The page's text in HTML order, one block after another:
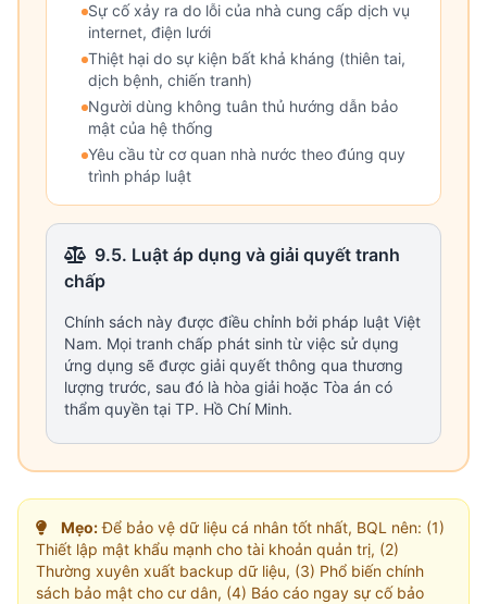
Sự cố xảy ra do lỗi của nhà cung cấp dịch vụ
internet, điện lưới
Thiệt hại do sự kiện bất khả kháng (thiên tai,
dịch bệnh, chiến tranh)
Người dùng không tuân thủ hướng dẫn bảo
mật của hệ thống
Yêu cầu từ cơ quan nhà nước theo đúng quy
trình pháp luật
9.5. Luật áp dụng và giải quyết tranh
chấp
Chính sách này được điều chỉnh bởi pháp luật Việt
Nam. Mọi tranh chấp phát sinh từ việc sử dụng
ứng dụng sẽ được giải quyết thông qua thương
lượng trước, sau đó là hòa giải hoặc Tòa án có
thẩm quyền tại TP. Hồ Chí Minh.
Mẹo:Để bảo vệ dữ liệu cá nhân tốt nhất, BQL nên: (1)
Thiết lập mật khẩu mạnh cho tài khoản quản trị, (2)
Thường xuyên xuất backup dữ liệu, (3) Phổ biến chính
sách bảo mật cho cư dân, (4) Báo cáo ngay sự cố bảo